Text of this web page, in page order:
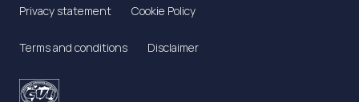
Privacy statement Cookie Policy
Terms and conditions Disclaimer